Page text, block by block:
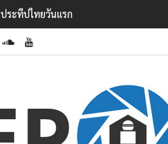
กวาดรายได้ 2.3 หมื่นล้านยูโร คว้าไลเ